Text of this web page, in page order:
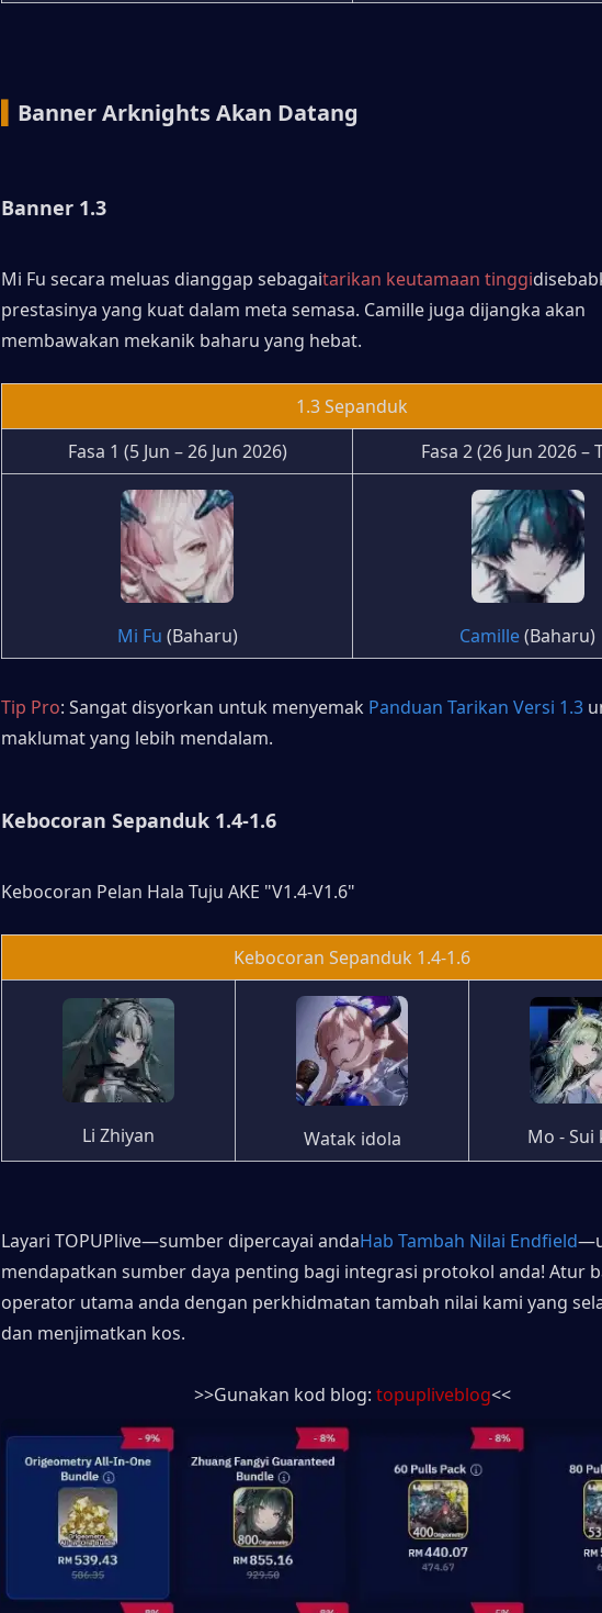
Banner Arknights Akan Datang
Banner 1.3
Mi Fu secara meluas dianggap sebagaitarikan keutamaan tinggi
prestasinya yang kuat dalam meta semasa. Camille juga dijangka akan
membawakan mekanik baharu yang hebat.
1.3 Sepanduk
Fasa 1 (5 Jun – 26 Jun 2026)
Fasa 2 (26 Jun 2026 –
Mi Fu (Baharu) Camille (Baharu)
Tip Pro: Sangat disyorkan untuk menyemak Panduan Tarikan Versi 1.3
maklumat yang lebih mendalam.
Kebocoran Sepanduk 1.4-1.6
Kebocoran Pelan Hala Tuju AKE "V1.4-V1.6"
Kebocoran Sepanduk 1.4-1.6
Li Zhiyan Watak idola Mo - Sui
Layari TOPUPlive—sumber dipercayai andaHab Tambah Nilai Endfield
mendapatkan sumber daya penting bagi integrasi protokol anda! Atur
operator utama anda dengan perkhidmatan tambah nilai kami yang
dan menjimatkan kos.
>>Gunakan kod blog: topupliveblog<<